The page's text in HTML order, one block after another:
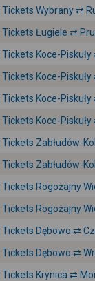
Tickets Wybrany ⇄
Tickets Ługiele ⇄
Tickets Koce-
Tickets Koce-
Tickets Koce-
Tickets Koce-
Tickets Zabłudów-
Tickets Zabłudów-
Tickets Rogożajny
Tickets Rogożajny
Tickets Dębowo ⇄
Tickets Dębowo ⇄
Tickets Krynica ⇄